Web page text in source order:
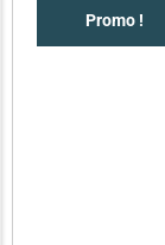
Promo !